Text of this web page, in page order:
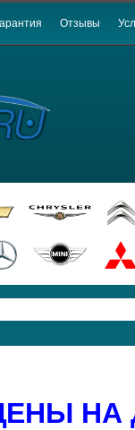
Отзывы